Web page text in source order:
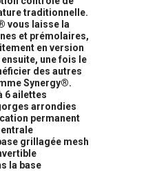
traditionnelle.
vous laisse la
et prémolaires,
en version
une fois le
des autres
Synergy®.
6 ailettes
arrondies
permanent
grillagée mesh
la base